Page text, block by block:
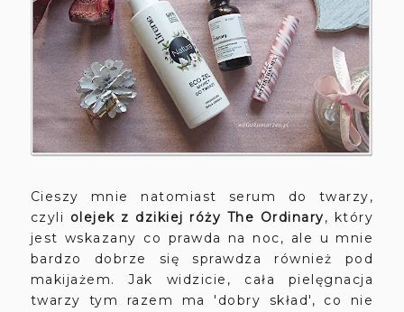
Cieszy mnie natomiast serum do twarzy,
czyli olejek z dzikiej róży The Ordinary, który
jest wskazany co prawda na noc, ale u mnie
bardzo dobrze się sprawdza również pod
makijażem. Jak widzicie, cała pielęgnacja
twarzy tym razem ma 'dobry skład', co nie